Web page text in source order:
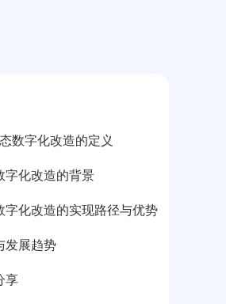
数字化改造的定义
字化改造的背景
字化改造的实现路径与优势
发展趋势
享